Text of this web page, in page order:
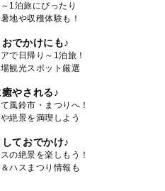
1泊旅にぴったり
地や収穫体験も！
でかけにも♪
で日帰り～1泊旅！
観光スポット厳選
やされる♪
風鈴市・まつりへ！
絶景を満喫しよう
ておでかけ♪
の絶景を楽しもう！
ハスまつり情報も